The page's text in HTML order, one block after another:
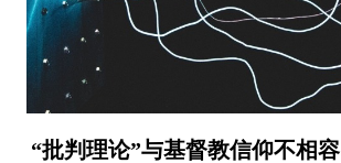
“批判理论”与基督教信仰不相容